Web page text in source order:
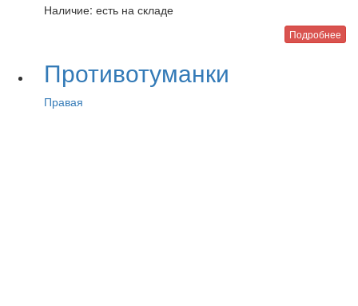
Наличие: есть на складе
Подробнее
Противотуманки
Правая